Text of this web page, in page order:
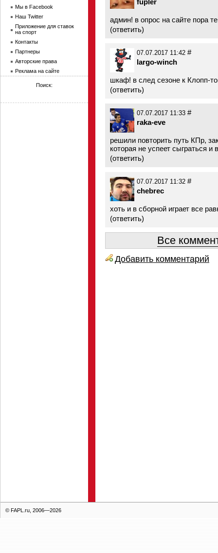
fupler
админ! в опрос на сайте пора
(ответить)
07.07.2017 11:42 #
largo-winch
шкаф! в след сезоне к Клопп-
(ответить)
07.07.2017 11:33 #
raka-eve
решили повторить путь КПр,
которая не успеет сыграться и
(ответить)
07.07.2017 11:32 #
chebrec
хоть и в сборной играет все
(ответить)
Все
Добавить комментарий
Мы в Facebook
Наш Twitter
Приложение для ставок
на спорт
Контакты
Партнеры
Авторские права
Реклама на сайте
Поиск:
© FAPL.ru, 2006—2026